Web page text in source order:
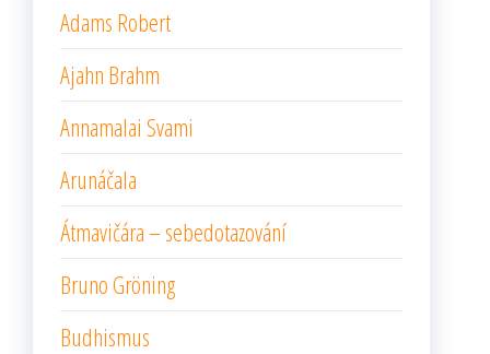
Adams Robert
Ajahn Brahm
Annamalai Svami
Arunáčala
Átmavičára – sebedotazování
Bruno Gröning
Budhismus